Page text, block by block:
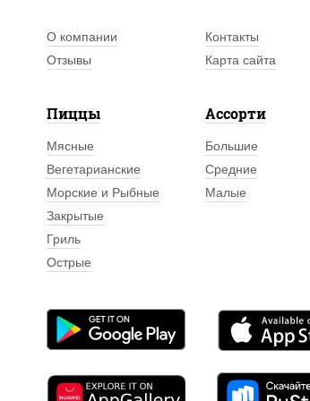
О компании Контакты
Отзывы
Карта сайта
Пиццы
Мясные
Вегетарианские
Морские и Рыбные
Закрытые
Гриль
Острые
Ассорти
Большие
Средние
Малые